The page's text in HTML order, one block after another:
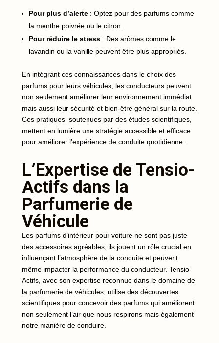
Pour plus d’alerte: Optez pour des parfums comme
la menthe poivrée ou le citron.
Pour réduire le stress: Des arômes comme le
lavandin ou la vanille peuvent être plus appropriés.
En intégrant ces connaissances dans le choix des
parfums pour leurs véhicules, les conducteurs peuvent
non seulement améliorer leur environnement immédiat
mais aussi leur sécurité et bien-être général sur la route.
Ces pratiques, soutenues par des études scientifiques,
mettent en lumière une stratégie accessible et efficace
pour améliorer l’expérience de conduite quotidienne.
L’Expertise de Tensio-
Actifs dans la
Parfumerie de
Véhicule
Les parfums d’intérieur pour voiture ne sont pas juste
des accessoires agréables; ils jouent un rôle crucial en
influençant l’atmosphère de la conduite et peuvent
même impacter la performance du conducteur. Tensio-
Actifs, avec son expertise reconnue dans le domaine de
la parfumerie de véhicules, utilise des découvertes
scientifiques pour concevoir des parfums qui améliorent
non seulement l’air que nous respirons mais également
notre manière de conduire.